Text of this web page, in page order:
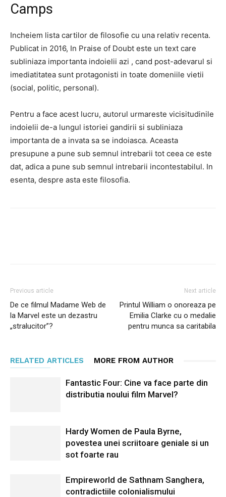
Camps
Incheiem lista cartilor de filosofie cu una relativ recenta.
Publicat in 2016, In Praise of Doubt este un text care
subliniaza importanta indoielii azi , cand post-adevarul si
imediatitatea sunt protagonisti in toate domeniile vietii
(social, politic, personal).
Pentru a face acest lucru, autorul urmareste vicisitudinile
indoielii de-a lungul istoriei gandirii si subliniaza
importanta de a invata sa se indoiasca. Aceasta
presupune a pune sub semnul intrebarii tot ceea ce este
dat, adica a pune sub semnul intrebarii incontestabilul. In
esenta, despre asta este filosofia.
Previous article
De ce filmul Madame Web de
la Marvel este un dezastru
„stralucitor”?
Next article
Printul William o onoreaza pe
Emilia Clarke cu o medalie
pentru munca sa caritabila
RELATED ARTICLES MORE FROM AUTHOR
Fantastic Four: Cine va face parte din
distributia noului film Marvel?
Hardy Women de Paula Byrne,
povestea unei scriitoare geniale si un
sot foarte rau
Empireworld de Sathnam Sanghera,
contradictiile colonialismului